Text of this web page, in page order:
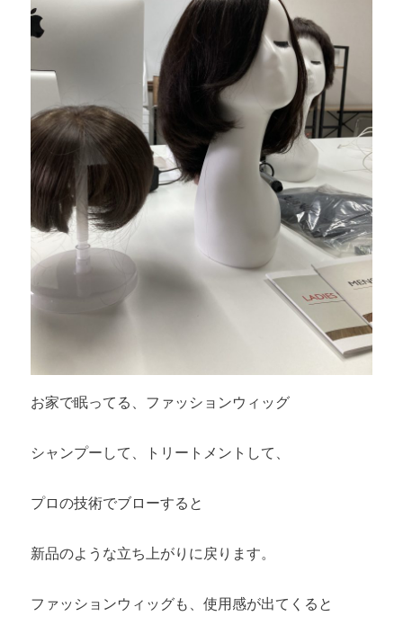
お家で眠ってる、ファッションウィッグ
シャンプーして、トリートメントして、
プロの技術でブローすると
新品のような立ち上がりに戻ります。
ファッションウィッグも、使用感が出てくると